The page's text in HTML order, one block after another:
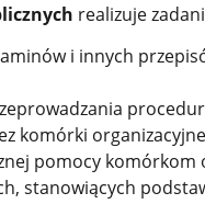
realizuje
i innych
komórki
pomocy komórkom
stanowiących